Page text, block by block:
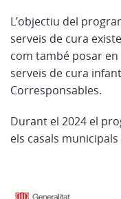
L’objectiu del
serveis de cura
com també posar
serveis de cura
Corresponsables.
Durant el 2024 el
els casals